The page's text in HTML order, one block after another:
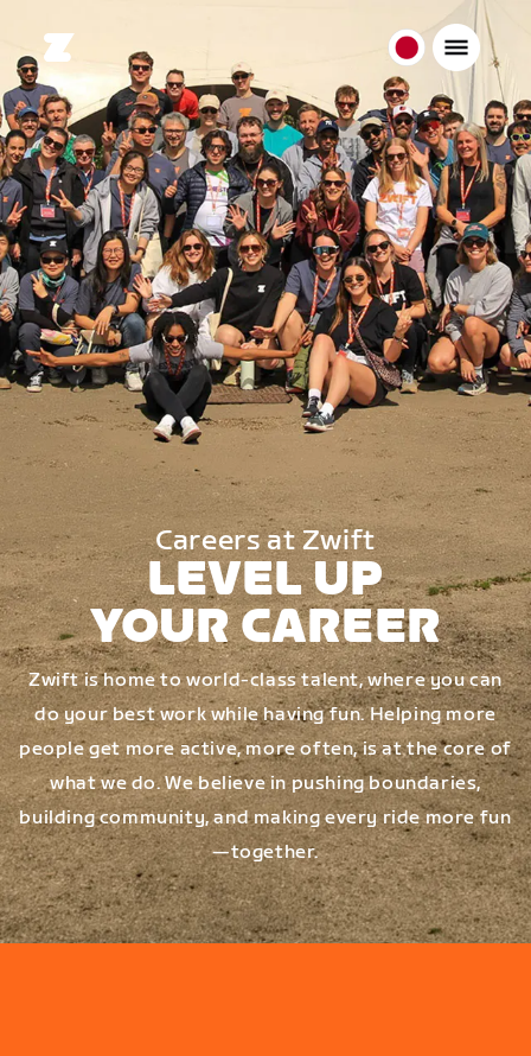
日
本
日
本
語
Careers at Zwift
LEVEL UP
YOUR CAREER
Zwift is home to world-class talent, where you can
do your best work while having fun. Helping more
people get more active, more often, is at the core of
what we do. We believe in pushing boundaries,
building community, and making every ride more fun
—together.